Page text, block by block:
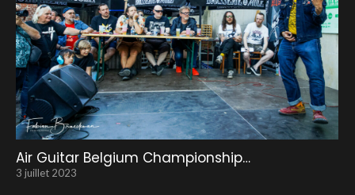
Air Guitar Belgium Championship…
3 juillet 2023